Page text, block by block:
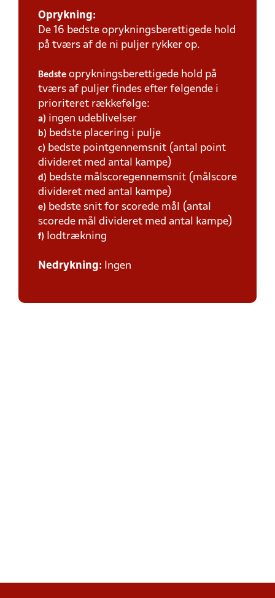
Oprykning:
De 16 bedste oprykningsberettigede hold
på tværs af de ni puljer rykker op.
Bedste oprykningsberettigede hold på
tværs af puljer findes efter følgende i
prioriteret rækkefølge:
a) ingen udeblivelser
b) bedste placering i pulje
c) bedste pointgennemsnit (antal point
divideret med antal kampe)
d) bedste målscoregennemsnit (målscore
divideret med antal kampe)
e) bedste snit for scorede mål (antal
scorede mål divideret med antal kampe)
f) lodtrækning
Nedrykning: Ingen